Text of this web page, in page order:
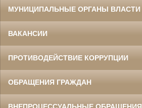
МУНИЦИПАЛЬНЫЕ ОРГАНЫ ВЛАСТИ
ВАКАНСИИ
ПРОТИВОДЕЙСТВИЕ КОРРУПЦИИ
ОБРАЩЕНИЯ ГРАЖДАН